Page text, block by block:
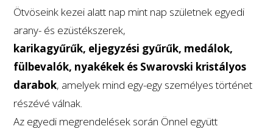
Ötvöseink kezei alatt nap mint nap születnek egyedi
arany- és ezüstékszerek,
karikagyűrűk, eljegyzési gyűrűk, medálok,
fülbevalók, nyakékek és Swarovski kristályos
darabok, amelyek mind egy-egy személyes történet
részévé válnak.
Az egyedi megrendelések során Önnel együtt